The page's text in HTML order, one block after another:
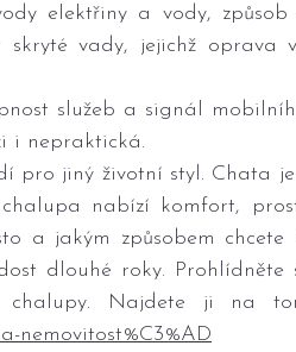
elektřiny a vody,
vady, jejichž oprava
služeb a signál
i nepraktická.
pro jiný životní styl. Chata je
nabízí komfort,
a jakým způsobem chcete
dlouhé roky. Prohlídněte
nemovitost%C3%AD